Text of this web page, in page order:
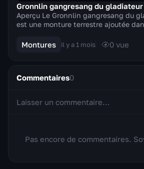
Gronnlin gangresang du
Aperçu Le Gronnlin gangresang du
est une monture terrestre ajoutée
Montures il y a 1 mois 0 vue
Commentaires0
Pas encore de commentaires.